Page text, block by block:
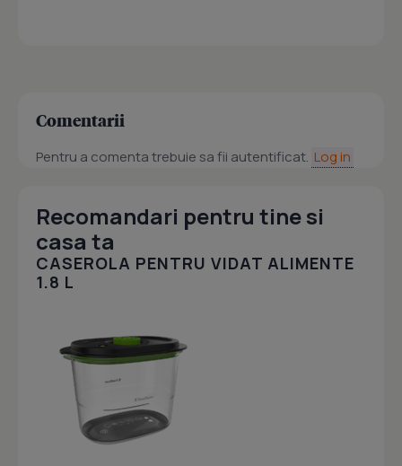
Comentarii
Pentru a comenta trebuie sa fii autentificat. Log in
Recomandari pentru tine si
casa ta
CASEROLA PENTRU VIDAT ALIMENTE
1.8 L